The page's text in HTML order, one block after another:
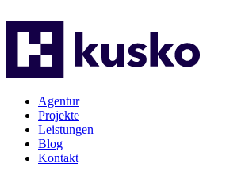
Agentur
Projekte
Leistungen
Blog
Kontakt